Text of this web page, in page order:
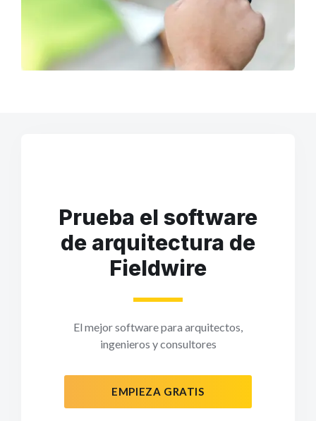
Prueba el software
de arquitectura de
Fieldwire
El mejor software para arquitectos,
ingenieros y consultores
EMPIEZA GRATIS